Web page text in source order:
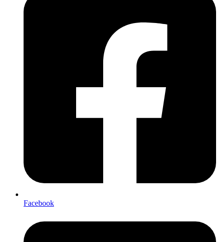
Facebook